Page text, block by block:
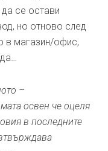
се остави
но отново след
в магазин/офис,
–
освен че оцеля
в последните